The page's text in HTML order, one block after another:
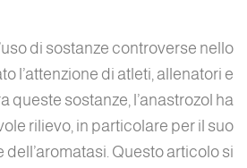
di sostanze controverse nello
l’attenzione di atleti, allenatori e
queste sostanze, l’anastrozol ha
rilievo, in particolare per il suo
Questo articolo si